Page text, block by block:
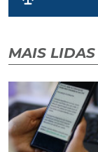
MAIS LIDAS